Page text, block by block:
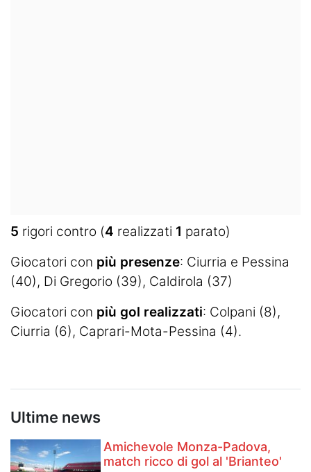
5 rigori contro (4 realizzati 1 parato)
Giocatori con più presenze: Ciurria e Pessina
(40), Di Gregorio (39), Caldirola (37)
Giocatori con più gol realizzati: Colpani (8),
Ciurria (6), Caprari-Mota-Pessina (4).
Ultime news
Amichevole Monza-Padova,
match ricco di gol al 'Brianteo'